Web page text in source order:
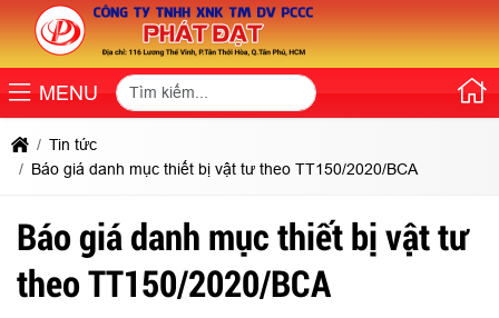
MENU
Tin tức
Báo giá danh mục thiết bị vật tư theo TT150/2020/BCA
Báo giá danh mục thiết bị vật tư
theo TT150/2020/BCA